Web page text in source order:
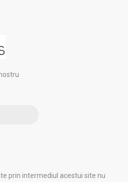
prin intermediul acestui site nu